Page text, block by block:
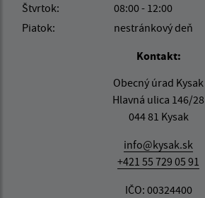
Štvrtok:
08:00 - 12:00
Piatok:
nestránkový deň
Kontakt:
Obecný úrad Kysak
Hlavná ulica 146/28
044 81 Kysak
info@kysak.sk
+421 55 729 05 91
IČO: 00324400